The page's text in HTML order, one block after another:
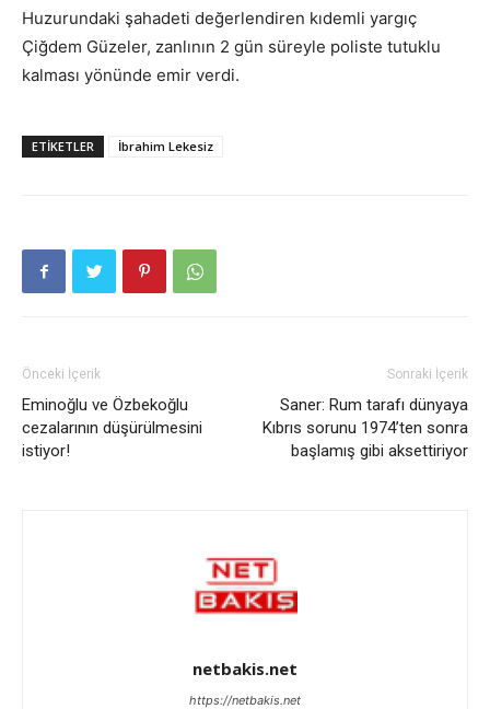
Huzurundaki şahadeti değerlendiren kıdemli yargıç
Çiğdem Güzeler, zanlının 2 gün süreyle poliste tutuklu
kalması yönünde emir verdi.
ETIKETLER İbrahim Lekesiz
Önceki İçerik
Eminoğlu ve Özbekoğlu
cezalarının düşürülmesini
istiyor!
Sonraki İçerik
Saner: Rum tarafı dünyaya
Kıbrıs sorunu 1974’ten sonra
başlamış gibi aksettiriyor
netbakis.net
https://netbakis.net